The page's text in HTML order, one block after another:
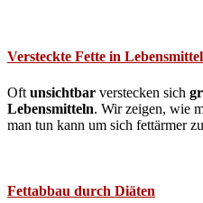
Versteckte Fette in
Oft unsichtbar verstecken sich
Lebensmitteln. Wir zeigen, wie
man tun kann um sich fettärmer
Fettabbau durch Diäten